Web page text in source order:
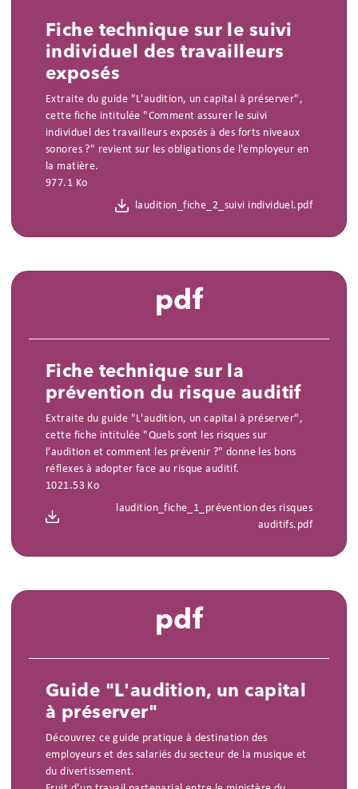
Fiche technique sur le suivi
individuel des travailleurs
exposés
Extraite du guide "L'audition, un capital à préserver",
cette fiche intitulée "Comment assurer le suivi
individuel des travailleurs exposés à des forts niveaux
sonores ?" revient sur les obligations de l'employeur en
la matière.
977.1 Ko
laudition_fiche_2_suivi individuel.pdf
pdf
Fiche technique sur la
prévention du risque auditif
Extraite du guide "L'audition, un capital à préserver",
cette fiche intitulée "Quels sont les risques sur
l’audition et comment les prévenir ?" donne les bons
réflexes à adopter face au risque auditif.
1021.53 Ko
laudition_fiche_1_prévention des risques
auditifs.pdf
pdf
Guide "L'audition, un capital
à préserver"
Découvrez ce guide pratique à destination des
employeurs et des salariés du secteur de la musique et
du divertissement.